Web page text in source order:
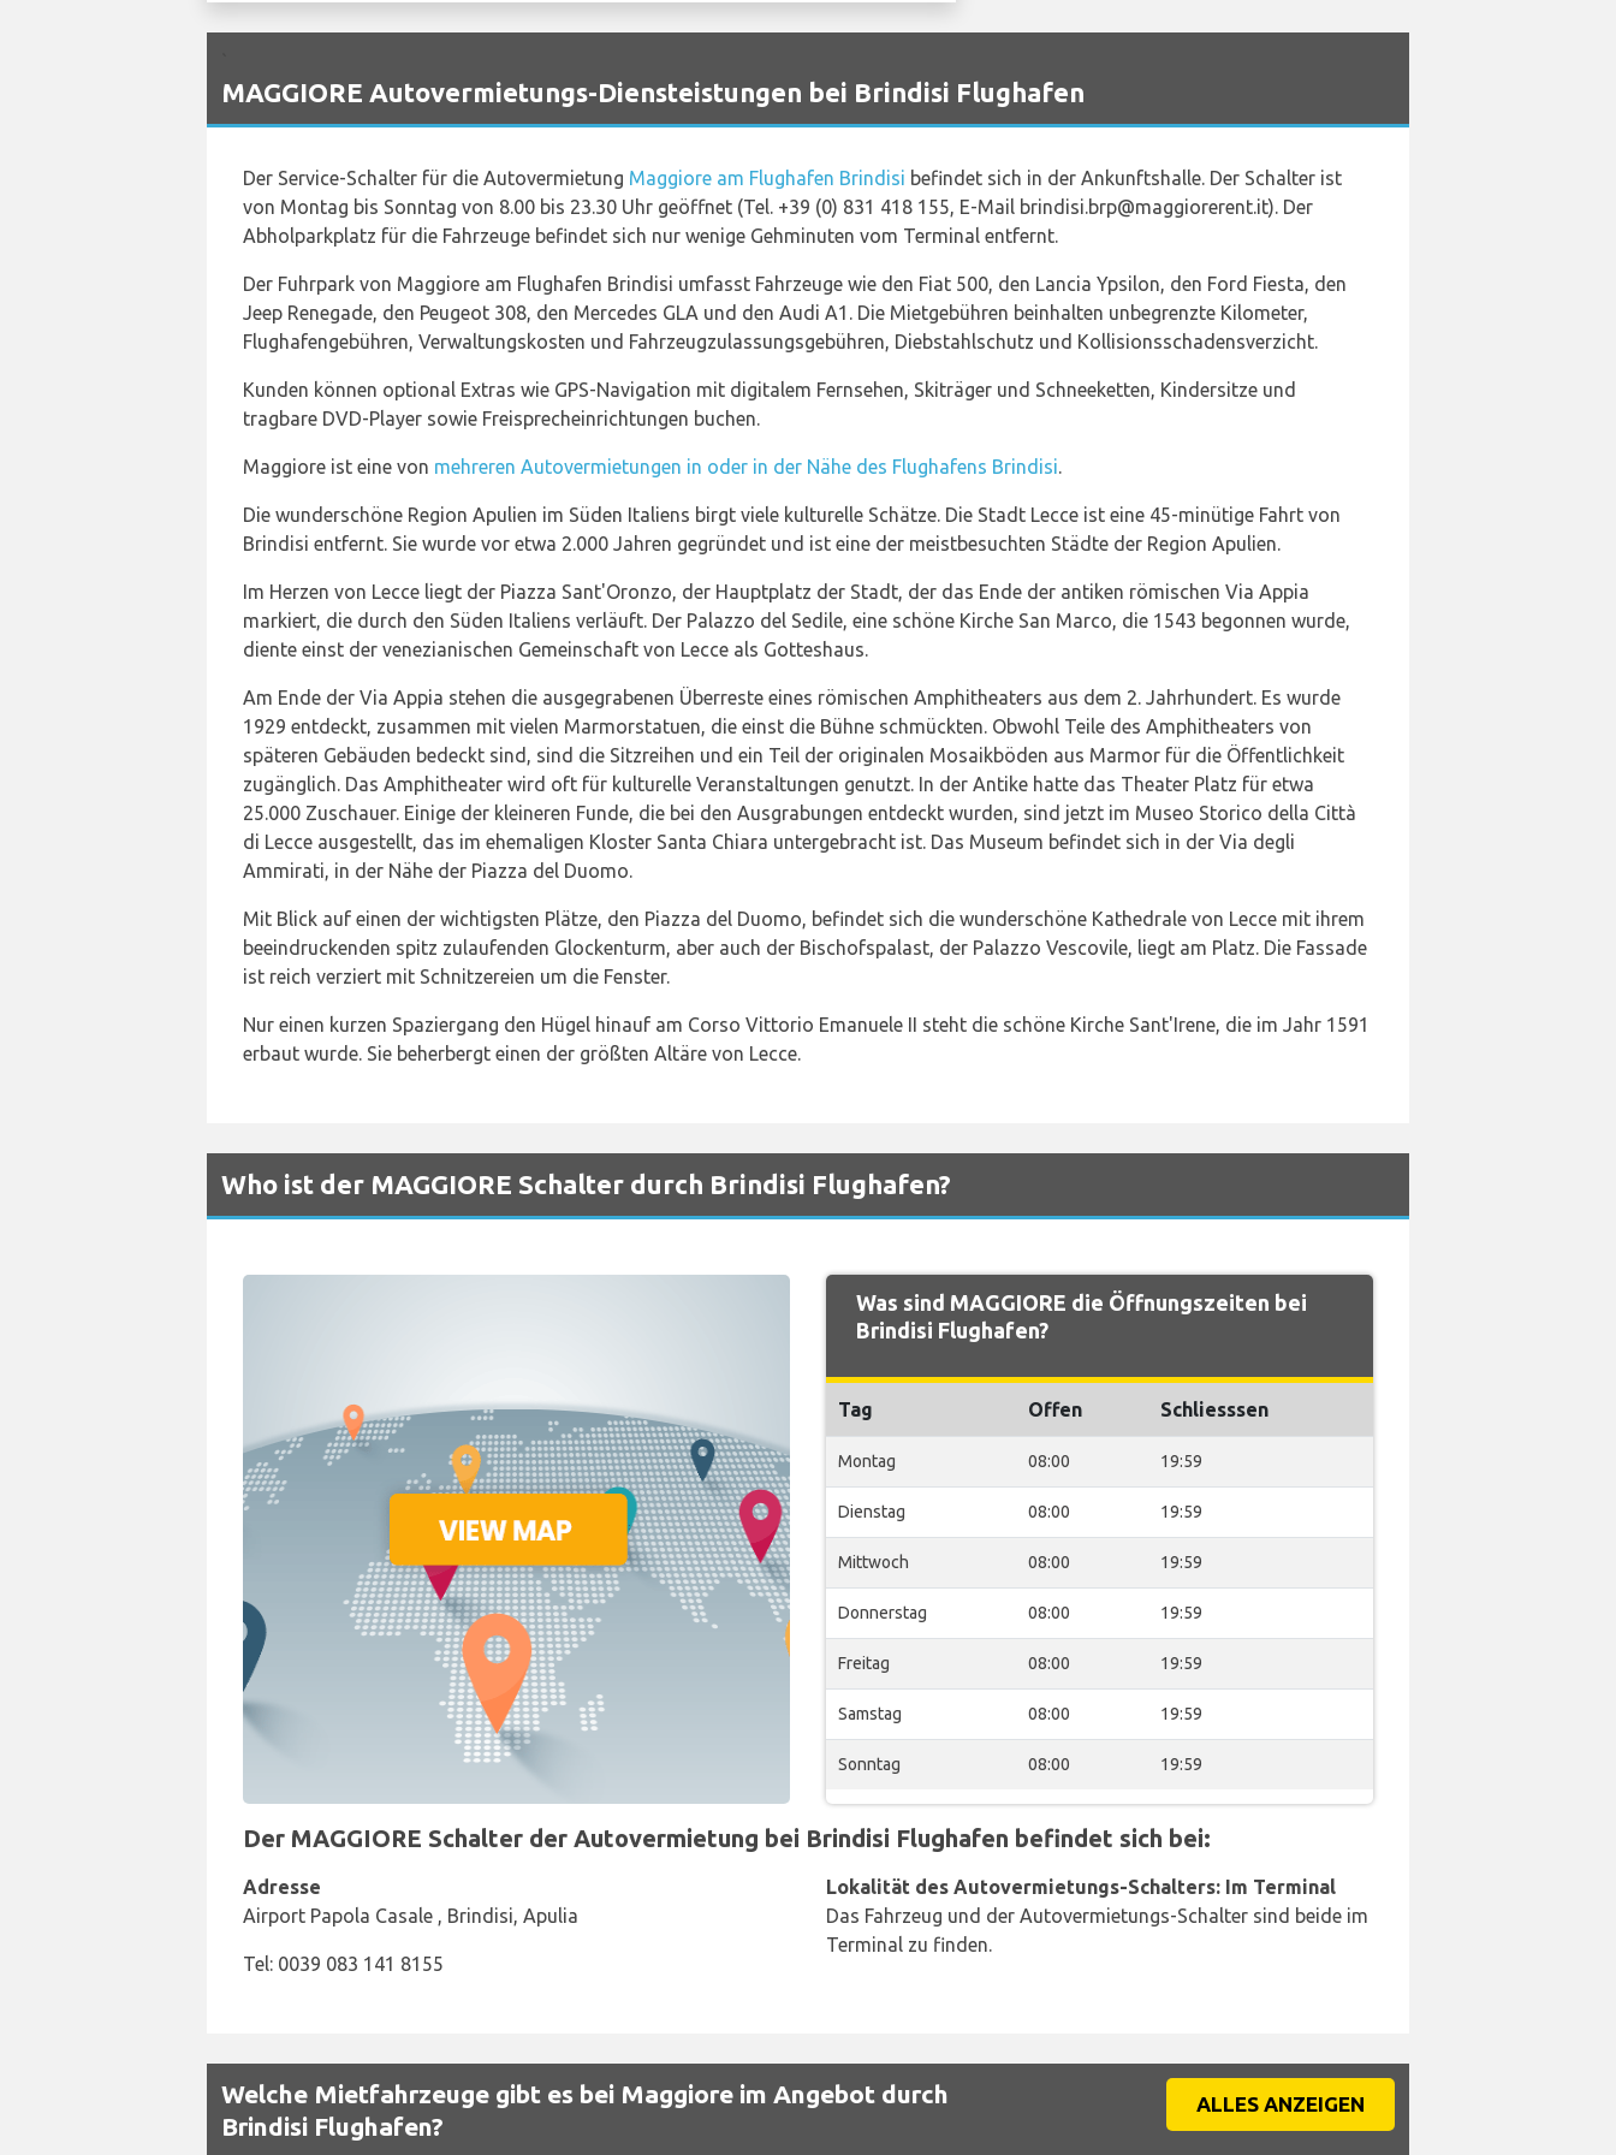
MAGGIORE Autovermietungs-Diensteistungen bei Brindisi Flughafen
Der Service-Schalter für die Autovermietung Maggiore am Flughafen Brindisi befindet sich in der Ankunftshalle. Der Schalter ist
von Montag bis Sonntag von 8.00 bis 23.30 Uhr geöffnet (Tel. +39 (0) 831 418 155, E-Mail brindisi.brp@maggiorerent.it). Der
Abholparkplatz für die Fahrzeuge befindet sich nur wenige Gehminuten vom Terminal entfernt.
Der Fuhrpark von Maggiore am Flughafen Brindisi umfasst Fahrzeuge wie den Fiat 500, den Lancia Ypsilon, den Ford Fiesta, den
Jeep Renegade, den Peugeot 308, den Mercedes GLA und den Audi A1. Die Mietgebühren beinhalten unbegrenzte Kilometer,
Flughafengebühren, Verwaltungskosten und Fahrzeugzulassungsgebühren, Diebstahlschutz und Kollisionsschadensverzicht.
Kunden können optional Extras wie GPS-Navigation mit digitalem Fernsehen, Skiträger und Schneeketten, Kindersitze und
tragbare DVD-Player sowie Freisprecheinrichtungen buchen.
Maggiore ist eine von mehreren Autovermietungen in oder in der Nähe des Flughafens Brindisi.
Die wunderschöne Region Apulien im Süden Italiens birgt viele kulturelle Schätze. Die Stadt Lecce ist eine 45-minütige Fahrt von
Brindisi entfernt. Sie wurde vor etwa 2.000 Jahren gegründet und ist eine der meistbesuchten Städte der Region Apulien.
Im Herzen von Lecce liegt der Piazza Sant'Oronzo, der Hauptplatz der Stadt, der das Ende der antiken römischen Via Appia
markiert, die durch den Süden Italiens verläuft. Der Palazzo del Sedile, eine schöne Kirche San Marco, die 1543 begonnen wurde,
diente einst der venezianischen Gemeinschaft von Lecce als Gotteshaus.
Am Ende der Via Appia stehen die ausgegrabenen Überreste eines römischen Amphitheaters aus dem 2. Jahrhundert. Es wurde
1929 entdeckt, zusammen mit vielen Marmorstatuen, die einst die Bühne schmückten. Obwohl Teile des Amphitheaters von
späteren Gebäuden bedeckt sind, sind die Sitzreihen und ein Teil der originalen Mosaikböden aus Marmor für die Öffentlichkeit
zugänglich. Das Amphitheater wird oft für kulturelle Veranstaltungen genutzt. In der Antike hatte das Theater Platz für etwa
25.000 Zuschauer. Einige der kleineren Funde, die bei den Ausgrabungen entdeckt wurden, sind jetzt im Museo Storico della Città
di Lecce ausgestellt, das im ehemaligen Kloster Santa Chiara untergebracht ist. Das Museum befindet sich in der Via degli
Ammirati, in der Nähe der Piazza del Duomo.
Mit Blick auf einen der wichtigsten Plätze, den Piazza del Duomo, befindet sich die wunderschöne Kathedrale von Lecce mit ihrem
beeindruckenden spitz zulaufenden Glockenturm, aber auch der Bischofspalast, der Palazzo Vescovile, liegt am Platz. Die Fassade
ist reich verziert mit Schnitzereien um die Fenster.
Nur einen kurzen Spaziergang den Hügel hinauf am Corso Vittorio Emanuele II steht die schöne Kirche Sant'Irene, die im Jahr 1591
erbaut wurde. Sie beherbergt einen der größten Altäre von Lecce.
Who ist der MAGGIORE Schalter durch Brindisi Flughafen?
Was sind MAGGIORE die Öffnungszeiten bei
Brindisi Flughafen?
Tag Offen Schliesssen
Montag 08:00 19:59
Dienstag 08:00 19:59
Mittwoch 08:00 19:59
Donnerstag 08:00 19:59
Freitag 08:00 19:59
Samstag 08:00 19:59
Sonntag 08:00 19:59
Der MAGGIORE Schalter der Autovermietung bei Brindisi Flughafen befindet sich bei:
Adresse
Airport Papola Casale , Brindisi, Apulia
Tel: 0039 083 141 8155
Lokalität des Autovermietungs-Schalters: Im Terminal
Das Fahrzeug und der Autovermietungs-Schalter sind beide im
Terminal zu finden.
Welche Mietfahrzeuge gibt es bei Maggiore im Angebot durch
Brindisi Flughafen?
ALLES ANZEIGEN